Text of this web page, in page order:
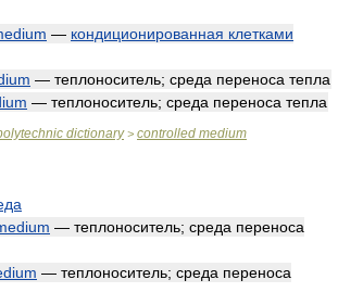
— кондиционированная клетками
— теплоноситель; среда переноса тепла
— теплоноситель; среда переноса тепла
dictionary> controlled medium
— теплоноситель; среда переноса
— теплоноситель; среда переноса